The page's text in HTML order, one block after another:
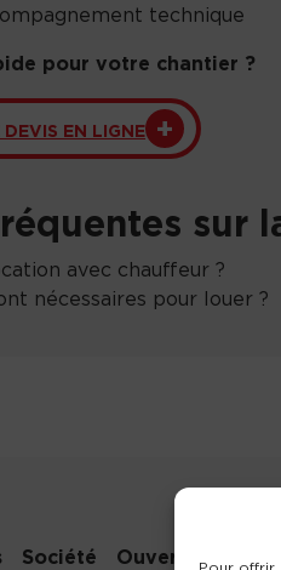
technique
pour votre chantier ?
EN LIGNE
sur
avec chauffeur ?
nécessaires pour louer ?
Société Ouverture de